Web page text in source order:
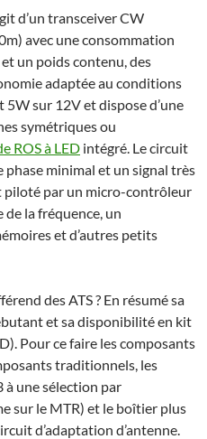
d’un transceiver CW
avec une consommation
un poids contenu, des
adaptée au conditions
sur 12V et dispose d’une
symétriques ou
ROS à LED intégré. Le circuit
minimal et un signal très
piloté par un micro-contrôleur
la fréquence, un
et d’autres petits
des ATS ? En résumé sa
et sa disponibilité en kit
Pour ce faire les composants
traditionnels, les
à une sélection par
sur le MTR) et le boîtier plus
d’adaptation d’antenne.